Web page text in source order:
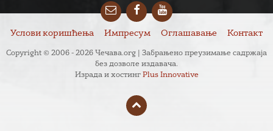
EmailFacebookYouTube
Услови коришћења Импресум Оглашавање Контакт
Copyright © 2006 - 2026 Чечава.org | Забрањено преузимање садржаја
без дозволе издавача.
Израда и хостинг Plus Innovative